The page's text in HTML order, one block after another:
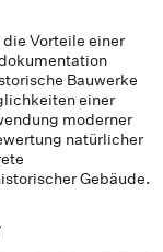
Vorteile einer
Bauwerke
einer
moderner
natürlicher
Gebäude.